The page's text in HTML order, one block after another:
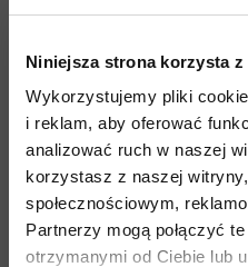
Niniejsza strona korzysta
Wykorzystujemy pliki
i reklam, aby oferować
analizować ruch w naszej
korzystasz z naszej
społecznościowym,
Partnerzy mogą połączyć
otrzymanymi od Ciebie lub
średnica: średnica: 8,7 mm
bliźniacza
impregnacja liny: Dry
odporność na chłonięcie
liczba odpadnięć UIAA (liny
liczba odpadnięć UIAA (liny